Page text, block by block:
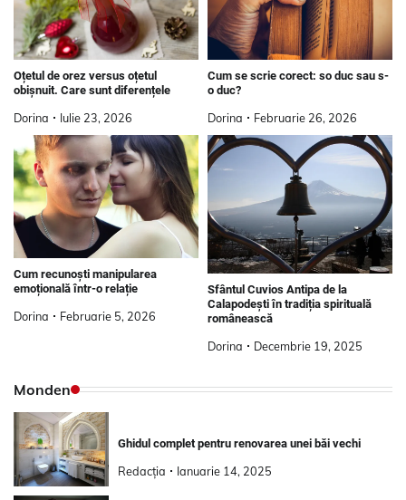
Oțetul de orez versus oțetul
obișnuit. Care sunt diferențele
Dorina Iulie 23, 2026
Cum se scrie corect: so duc sau s-
o duc?
Dorina Februarie 26, 2026
Cum recunoști manipularea
emoțională într-o relație
Dorina Februarie 5, 2026
Sfântul Cuvios Antipa de la
Calapodeşti în tradiția spirituală
românească
Dorina Decembrie 19, 2025
Monden
Ghidul complet pentru renovarea unei băi vechi
Redacția Ianuarie 14, 2025